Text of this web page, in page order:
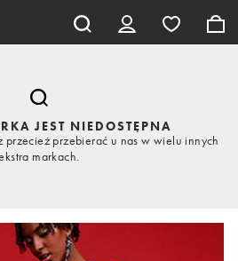
JEST NIEDOSTĘPNA
przebierać u nas w wielu innych
markach.